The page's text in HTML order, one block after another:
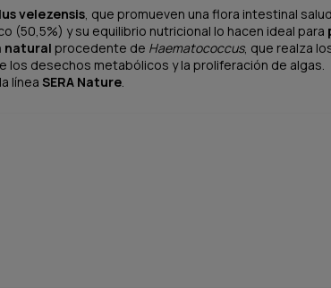
velezensis, que promueven una flora intestinal
(50,5%) y su equilibrio nutricional lo hacen ideal para
natural procedente de Haematococcus, que realza
los desechos metabólicos y la proliferación de algas.
línea SERA Nature.